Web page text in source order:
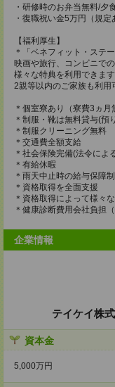
・研修時のお弁当無料/夕
・復職祝い金5万円（規定
【福利厚生】
＊「ベネフィット・ステ
映画や旅行、コンビニで
様々な特典を利用できます
2親等以内のご家族も利
＊個室寮あり（寮費3ヵ
＊制服・靴は無料貸与(預
＊制服クリーニング無料
＊交通費全額支給
＊社会保険完備(法令によ
＊有給休暇
＊雨天中止時の給与保障
＊資格取得を全面支援
＊資格取得によって様々
＊健康診断費用会社負担
企業情報
テイケイ株
資本金
5,000万円